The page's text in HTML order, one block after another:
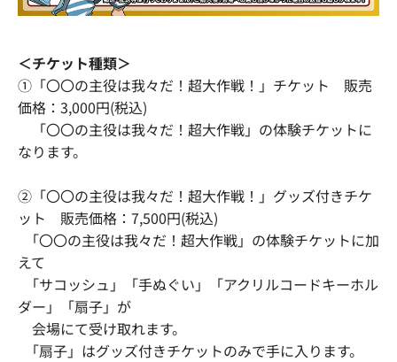
＜チケット種類＞
①「〇〇の主役は我々だ！超大作戦！」チケット 販売
価格：3,000円(税込)
「〇〇の主役は我々だ！超大作戦」の体験チケットに
なります。
②「〇〇の主役は我々だ！超大作戦！」グッズ付きチケ
ット 販売価格：7,500円(税込)
「〇〇の主役は我々だ！超大作戦」の体験チケットに加
えて
「サコッシュ」「手ぬぐい」「アクリルコードキーホル
ダー」「扇子」が
会場にて受け取れます。
「扇子」はグッズ付きチケットのみで手に入ります。